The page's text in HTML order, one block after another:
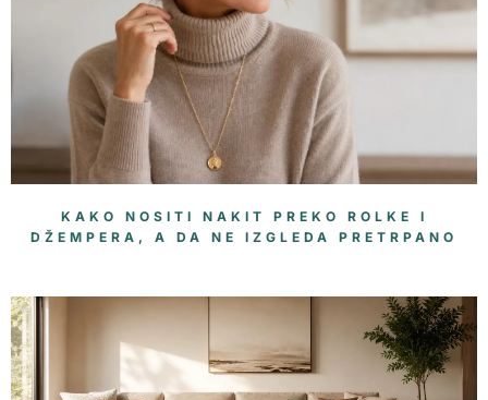
KAKO NOSITI NAKIT PREKO ROLKE I
DŽEMPERA, A DA NE IZGLEDA PRETRPANO